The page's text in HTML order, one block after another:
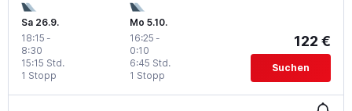
Sa 26.9.
18:15 -
8:30
1 Stopp
15:15 Std.
Mo 5.10.
16:25 -
0:10
1 Stopp
6:45 Std.
122 €
Suchen